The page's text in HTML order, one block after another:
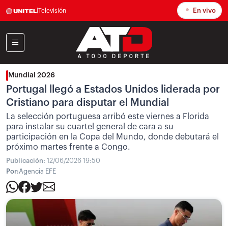
Televisión En vivo
Mundial 2026
Portugal llegó a Estados Unidos liderada por
Cristiano para disputar el Mundial
La selección portuguesa arribó este viernes a Florida
para instalar su cuartel general de cara a su
participación en la Copa del Mundo, donde debutará el
próximo martes frente a Congo.
Publicación: 12/06/2026 19:50
Por:Agencia EFE